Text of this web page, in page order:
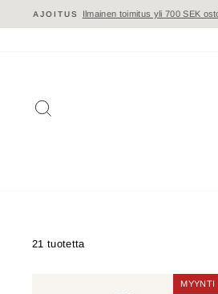
sisältöön
21 tuotetta
MYYNTI
MYYNTI